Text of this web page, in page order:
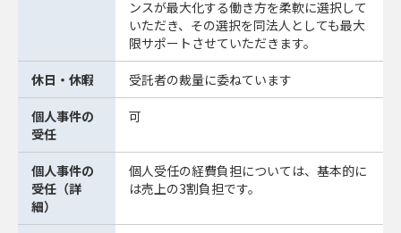
ンスが最大化する働き方を柔軟に選択して
いただき、その選択を同法人としても最大
限サポートさせていただきます。
休日・休暇 受託者の裁量に委ねています
個人事件の
受任
可
個人事件の
受任（詳
細）
個人受任の経費負担については、基本的に
は売上の3割負担です。